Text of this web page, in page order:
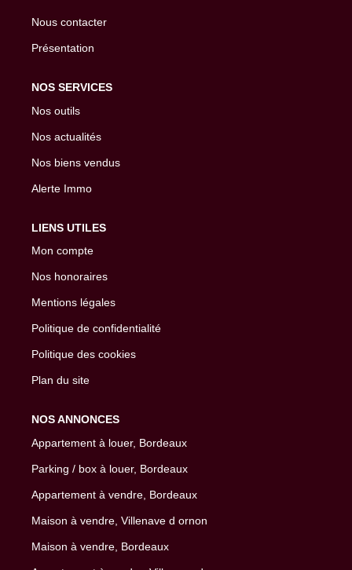
Nous contacter
Présentation
NOS SERVICES
Nos outils
Nos actualités
Nos biens vendus
Alerte Immo
LIENS UTILES
Mon compte
Nos honoraires
Mentions légales
Politique de confidentialité
Politique des cookies
Plan du site
NOS ANNONCES
Appartement à louer, Bordeaux
Parking / box à louer, Bordeaux
Appartement à vendre, Bordeaux
Maison à vendre, Villenave d ornon
Maison à vendre, Bordeaux